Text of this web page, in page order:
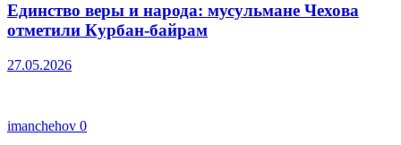
Единство веры и народа: мусульмане Чехова
отметили Курбан-байрам
27.05.2026
imanchehov 0